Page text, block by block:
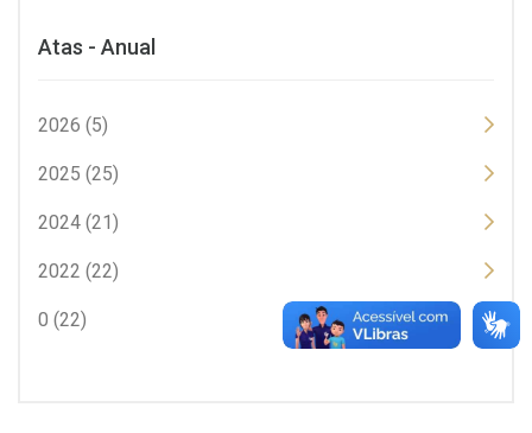
Atas - Anual
2026 (5)
2025 (25)
2024 (21)
2022 (22)
0 (22)